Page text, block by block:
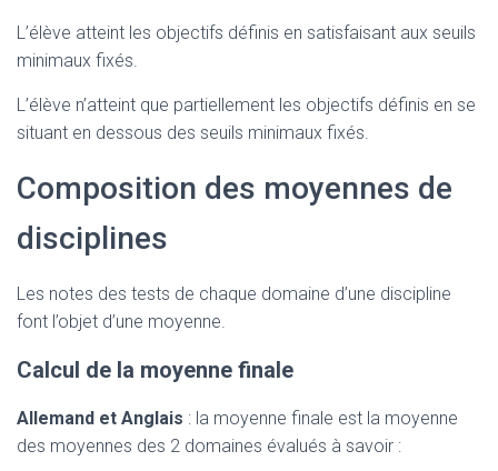
L’élève atteint les objectifs définis en satisfaisant aux seuils
minimaux fixés.
L’élève n’atteint que partiellement les objectifs définis en se
situant en dessous des seuils minimaux fixés.
Composition des moyennes de
disciplines
Les notes des tests de chaque domaine d’une discipline
font l’objet d’une moyenne.
Calcul de la moyenne finale
Allemand et Anglais : la moyenne finale est la moyenne
des moyennes des 2 domaines évalués à savoir :